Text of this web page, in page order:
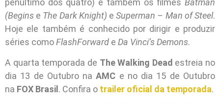
penúltimo dos quatro) e também os filmes Batman
(Begins e The Dark Knight) e Superman – Man of Steel.
Hoje ele também é conhecido por dirigir e produzir
séries comoFlashForward e Da Vinci’s Demons.
A quarta temporada de The Walking Dead estreia no
dia 13 de Outubro naAMC e no dia 15 de Outubro
na FOX Brasil. Confira o trailer oficial da temporada.